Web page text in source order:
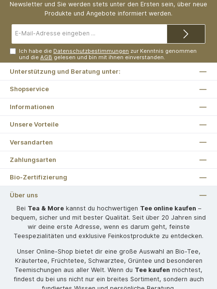
Newsletter und Sie werden stets unter den Ersten sein, über neue
Produkte und Angebote informiert werden.
Mail-
Ich habe die Datenschutzbestimmungen zur Kenntnis genommen
und dieAGB gelesen und bin mit ihnen einverstanden.
Unterstützung und Beratung unter:
Shopservice
Informationen
Unsere Vorteile
Versandarten
Zahlungsarten
Bio-Zertifizierung
Über uns
Bei Tea & Morekannst du hochwertigen Tee online kaufen –
bequem, sicher und mit bester Qualität. Seit über 20 Jahren sind
wir deine erste Adresse, wenn es darum geht, feinste
Teespezialitäten und exklusive Feinkostprodukte zu entdecken.
Unser Online-Shop bietet dir eine große Auswahl an Bio-Tee,
Kräutertee, Früchtetee, Schwarztee, Grüntee und besonderen
Teemischungen aus aller Welt. Wenn du Tee kaufen möchtest,
findest du bei uns nicht nur ein breites Sortiment, sondern auch